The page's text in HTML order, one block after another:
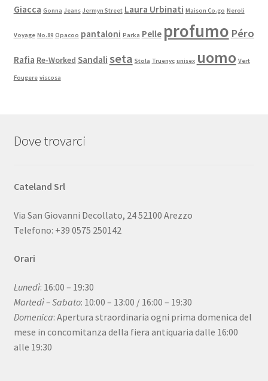
Giacca Gonna Jeans Jermyn Street Laura Urbinati Maison Co.go Neroli
Voyage No.89 Opacoo pantaloni Parka Pelle profumo Péro
Rafia Re-Worked Sandali seta Stola Truenyc unisex uomo Vert
Fougere viscosa
Dove trovarci
Cateland Srl
Via San Giovanni Decollato, 24 52100 Arezzo
Telefono: +39 0575 250142
Orari
Lunedì: 16:00 – 19:30
Martedì – Sabato: 10:00 – 13:00 / 16:00 – 19:30
Domenica: Apertura straordinaria ogni prima domenica del
mese in concomitanza della fiera antiquaria dalle 16:00
alle 19:30